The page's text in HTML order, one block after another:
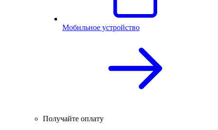
Мобильное устройство
Получайте оплату